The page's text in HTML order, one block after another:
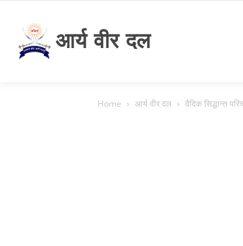
आर्य वीर दल
Home आर्य वीर दल वैदिक सिद्धान्त